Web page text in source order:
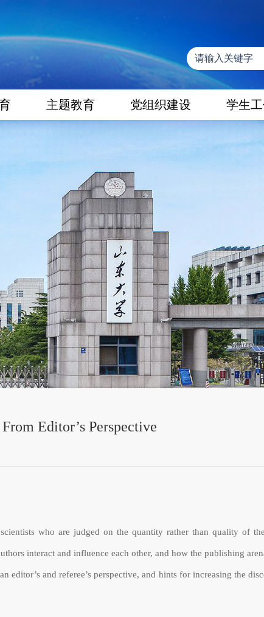
主题教育 党组织建设 学生
Editor’s Perspective
who are judged on the quantity rather than quality of
interact and influence each other, and how the publishing
and referee’s perspective, and hints for increasing the